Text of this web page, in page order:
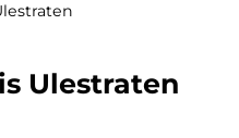
Ulestraten